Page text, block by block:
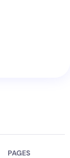
PAGES